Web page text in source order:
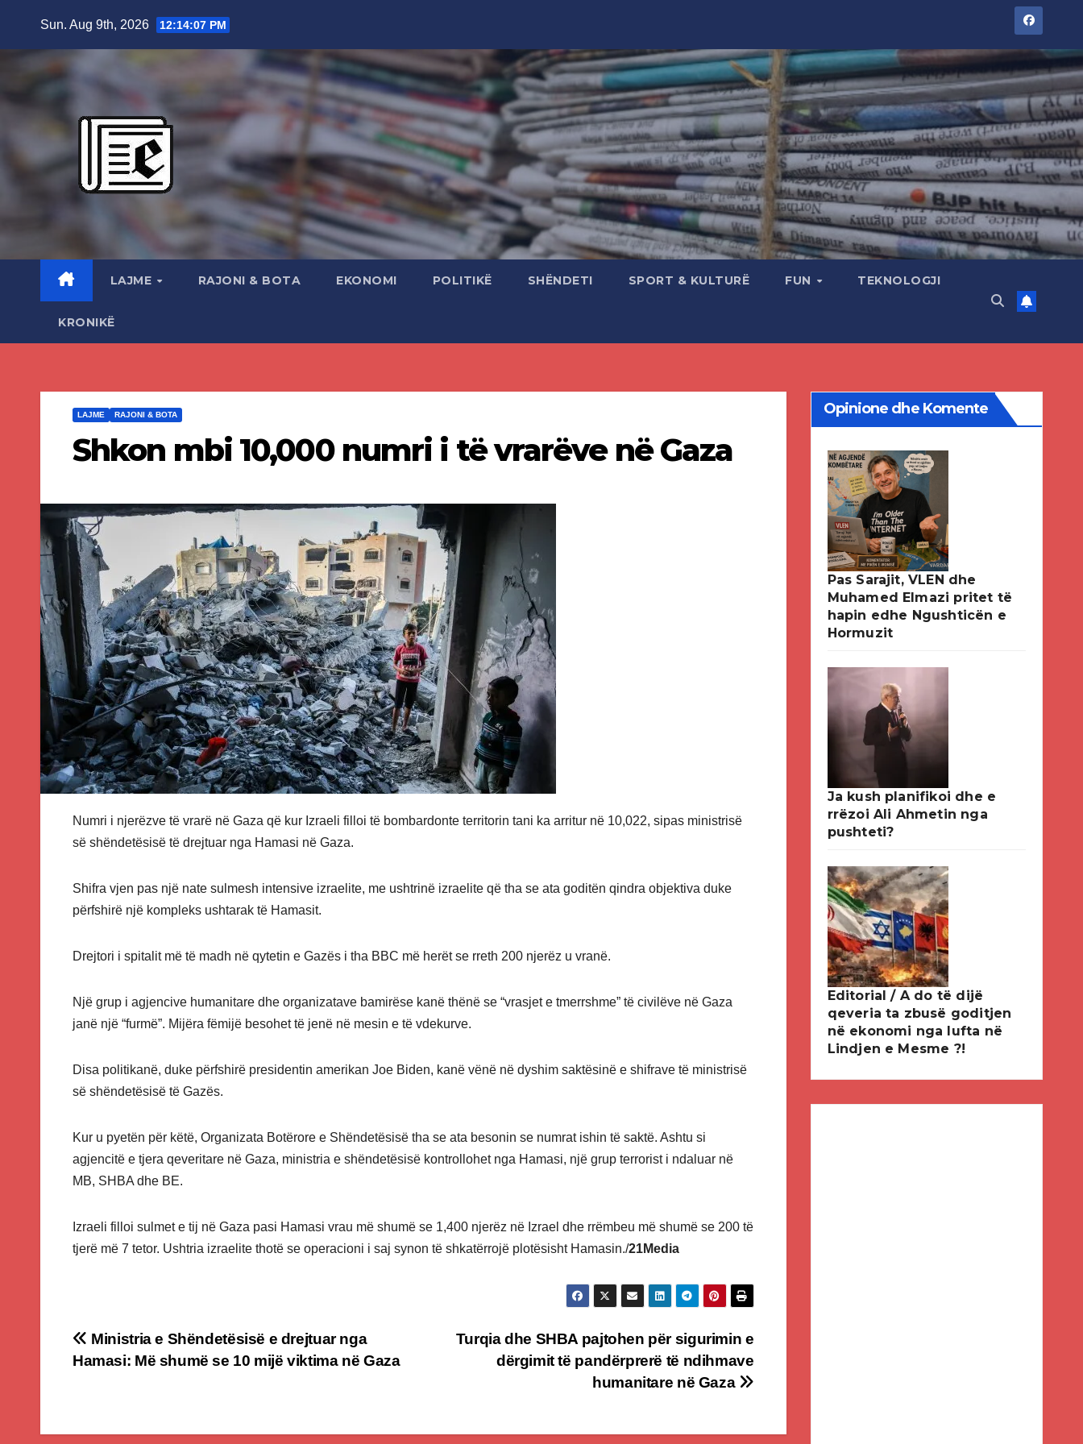
Sun. Aug 9th, 2026 12:14:08 PM
LAJME RAJONI & BOTA EKONOMI POLITIKË SHËNDETI SPORT & KULTURË FUN TEKNOLOGJI
KRONIKË
LAJME RAJONI & BOTA
Shkon mbi 10,000 numri i të vrarëve në Gaza
Numri i njerëzve të vrarë në Gaza që kur Izraeli filloi të bombardonte territorin tani ka arritur në 10,022, sipas ministrisë
së shëndetësisë të drejtuar nga Hamasi në Gaza.
Shifra vjen pas një nate sulmesh intensive izraelite, me ushtrinë izraelite që tha se ata goditën qindra objektiva duke
përfshirë një kompleks ushtarak të Hamasit.
Drejtori i spitalit më të madh në qytetin e Gazës i tha BBC më herët se rreth 200 njerëz u vranë.
Një grup i agjencive humanitare dhe organizatave bamirëse kanë thënë se “vrasjet e tmerrshme” të civilëve në Gaza
janë një “furmë”. Mijëra fëmijë besohet të jenë në mesin e të vdekurve.
Disa politikanë, duke përfshirë presidentin amerikan Joe Biden, kanë vënë në dyshim saktësinë e shifrave të ministrisë
së shëndetësisë të Gazës.
Kur u pyetën për këtë, Organizata Botërore e Shëndetësisë tha se ata besonin se numrat ishin të saktë. Ashtu si
agjencitë e tjera qeveritare në Gaza, ministria e shëndetësisë kontrollohet nga Hamasi, një grup terrorist i ndaluar në
MB, SHBA dhe BE.
Izraeli filloi sulmet e tij në Gaza pasi Hamasi vrau më shumë se 1,400 njerëz në Izrael dhe rrëmbeu më shumë se 200 të
tjerë më 7 tetor. Ushtria izraelite thotë se operacioni i saj synon të shkatërrojë plotësisht Hamasin./21Media
Post
Turqia dhe SHBA pajtohen për sigurimin e
dërgimit të pandërprerë të ndihmave
humanitare në Gaza
Ministria e Shëndetësisë e drejtuar nga
Hamasi: Më shumë se 10 mijë viktima në Gaza
Opinione dhe Komente
Pas Sarajit, VLEN dhe
Muhamed Elmazi pritet të
hapin edhe Ngushticën e
Hormuzit
Ja kush planifikoi dhe e
rrëzoi Ali Ahmetin nga
pushteti?
Editorial / A do të dijë
qeveria ta zbusë goditjen
në ekonomi nga lufta në
Lindjen e Mesme ?!